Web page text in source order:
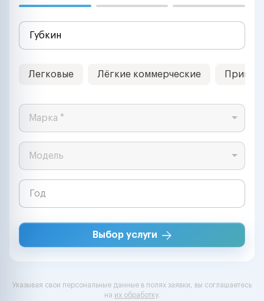
Легковые Лёгкие коммерческие
Марка *
Модель
Выбор услуги
Указывая свои персональные данные в полях заявки, вы соглашаетесь
на их обработку.